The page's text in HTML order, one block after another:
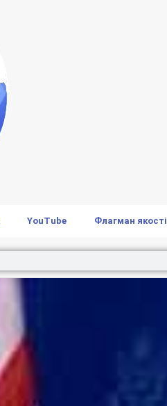
YouTube Флагман якості